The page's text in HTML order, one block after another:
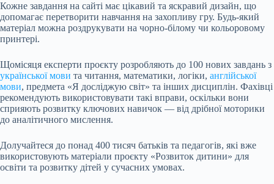
Кожне завдання на сайті має цікавий та яскравий дизайн, що
допомагає перетворити навчання на захопливу гру. Будь-який
матеріал можна роздрукувати на чорно-білому чи кольоровому
принтері.
Щомісяця експерти проєкту розробляють до 100 нових завдань з
української мови та читання, математики, логіки, англійської
мови, предмета «Я досліджую світ» та інших дисциплін. Фахівці
рекомендують використовувати такі вправи, оскільки вони
сприяють розвитку ключових навичок — від дрібної моторики
до аналітичного мислення.
Долучайтеся до понад 400 тисяч батьків та педагогів, які вже
використовують матеріали проєкту «Розвиток дитини» для
освіти та розвитку дітей у сучасних умовах.